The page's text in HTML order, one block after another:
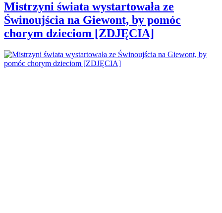
Mistrzyni świata wystartowała ze
Świnoujścia na Giewont, by pomóc
chorym dzieciom [ZDJĘCIA]